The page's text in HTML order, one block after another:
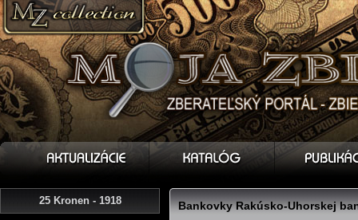
25 Kronen - 1918 Bankovky Rakúsko-Uhorskej